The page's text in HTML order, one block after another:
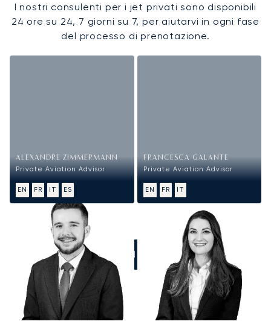
I nostri consulenti per i jet privati sono disponibili
24 ore su 24, 7 giorni su 7, per aiutarvi in ogni fase
del processo di prenotazione.
ALEXANDRE ZIMMERMANN
Private Aviation Advisor
EN FR IT ES
FRANCESCA GALANTE
Private Aviation Advisor
EN FR IT
CHIAMATECI